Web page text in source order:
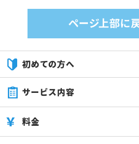
初めての方へ
サービス内容
料金